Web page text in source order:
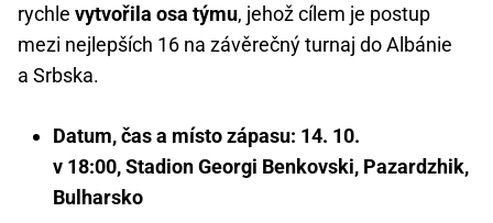
rychle vytvořila osa týmu, jehož cílem je postup
mezi nejlepších 16 na závěrečný turnaj do Albánie
a Srbska.
Datum, čas a místo zápasu: 14. 10.
v 18:00, Stadion Georgi Benkovski, Pazardzhik,
Bulharsko